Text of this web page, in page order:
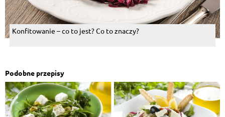
Konfitowanie – co to jest? Co to znaczy?
Podobne przepisy